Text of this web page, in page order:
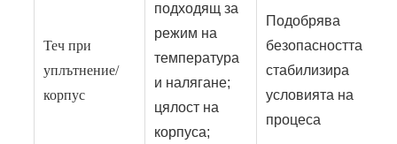
Теч при
уплътнение/
корпус
подходящ за
режим на
температура
и налягане;
цялост на
корпуса;
Подобрява
безопасността и
стабилизира
условията на
процеса